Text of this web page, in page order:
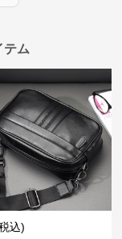
テム
込)